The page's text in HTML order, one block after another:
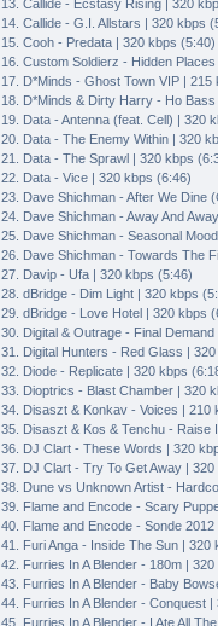
13. Callide - Ecstasy Rising | 320
14. Callide - G.I. Allstars | 320 kbps
15. Cooh - Predata | 320 kbps (5:40)
16. Custom Soldierz - Hidden
17. D*Minds - Ghost Town VIP | 215
18. D*Minds & Dirty Harry - Ho
19. Data - Antenna (feat. Cell) | 320
20. Data - The Enemy Within | 320
21. Data - The Sprawl | 320 kbps
22. Data - Vice | 320 kbps (6:46)
23. Dave Shichman - After We Dine
24. Dave Shichman - Away And
25. Dave Shichman - Seasonal
26. Dave Shichman - Towards The
27. Davip - Ufa | 320 kbps (5:46)
28. dBridge - Dim Light | 320 kbps
29. dBridge - Love Hotel | 320 kbps
30. Digital & Outrage - Final
31. Digital Hunters - Red Glass |
32. Diode - Replicate | 320 kbps
33. Dioptrics - Blast Chamber | 320
34. Disaszt & Konkav - Voices | 210
35. Disaszt & Kos & Tenchu - Raise
36. DJ Clart - These Words | 320
37. DJ Clart - Try To Get Away |
38. Dune vs Unknown Artist -
39. Flame and Encode - Scary
40. Flame and Encode - Sonde
41. Furi Anga - Inside The Sun | 320
42. Furries In A Blender - 180m |
43. Furries In A Blender - Baby
44. Furries In A Blender - Conquest
45. Furries In A Blender - I Ate All